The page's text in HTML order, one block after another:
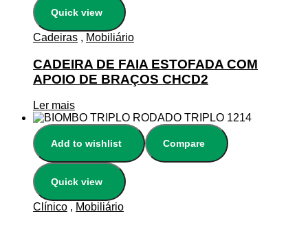
Quick view
Cadeiras , Mobiliário
CADEIRA DE FAIA ESTOFADA COM
APOIO DE BRAÇOS CHCD2
Ler mais
Add to wishlist Compare
Quick view
Clínico , Mobiliário